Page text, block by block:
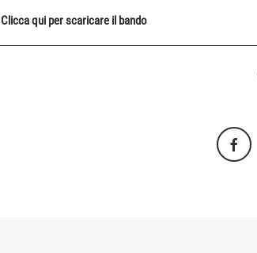
Clicca qui per scaricare il bando